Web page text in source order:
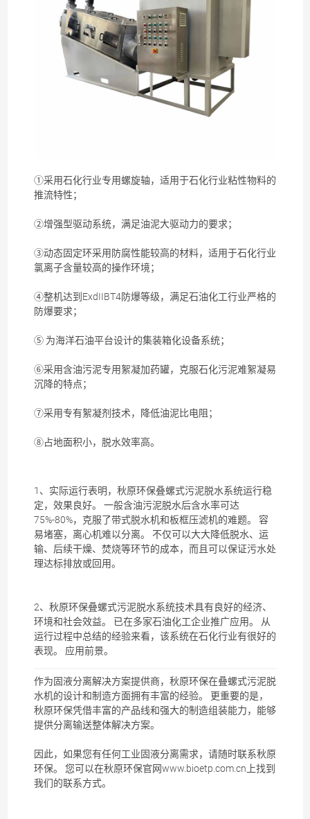
①采用石化行业专用螺旋轴，适用于石化行业粘性物料的
推流特性；
②增强型驱动系统，满足油泥大驱动力的要求；
③动态固定环采用防腐性能较高的材料，适用于石化行业
氯离子含量较高的操作环境；
④整机达到ExdIIBT4防爆等级，满足石油化工行业严格的
防爆要求；
⑤ 为海洋石油平台设计的集装箱化设备系统；
⑥采用含油污泥专用絮凝加药罐，克服石化污泥难絮凝易
沉降的特点；
⑦采用专有絮凝剂技术，降低油泥比电阻；
⑧占地面积小，脱水效率高。
1、实际运行表明，秋原环保叠螺式污泥脱水系统运行稳
定，效果良好。 一般含油污泥脱水后含水率可达
75%-80%，克服了带式脱水机和板框压滤机的难题。 容
易堵塞， 离心机难以分离。 不仅可以大大降低脱水、运
输、后续干燥、焚烧等环节的成本，而且可以保证污水处
理达标排放或回用。
2、秋原环保叠螺式污泥脱水系统技术具有良好的经济、
环境和社会效益。 已在多家石油化工企业推广应用。 从
运行过程中总结的经验来看，该系统在石化行业有很好的
表现。 应用前景。
作为固液分离解决方案提供商，秋原环保在叠螺式污泥脱
水机的设计和制造方面拥有丰富的经验。 更重要的是，
秋原环保凭借丰富的产品线和强大的制造组装能力，能够
提供分离输送整体解决方案。
因此，如果您有任何工业固液分离需求，请随时联系秋原
环保。 您可以在秋原环保官网www.bioetp.com.cn上找到
我们的联系方式。